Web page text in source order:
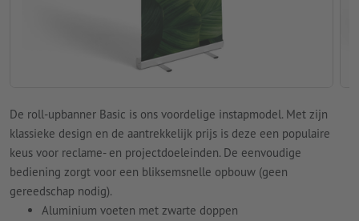
De roll-upbanner Basic is ons voordelige instapmodel. Met zijn
klassieke design en de aantrekkelijk prijs is deze een populaire
keus voor reclame- en projectdoeleinden. De eenvoudige
bediening zorgt voor een bliksemsnelle opbouw (geen
gereedschap nodig).
Aluminium voeten met zwarte doppen